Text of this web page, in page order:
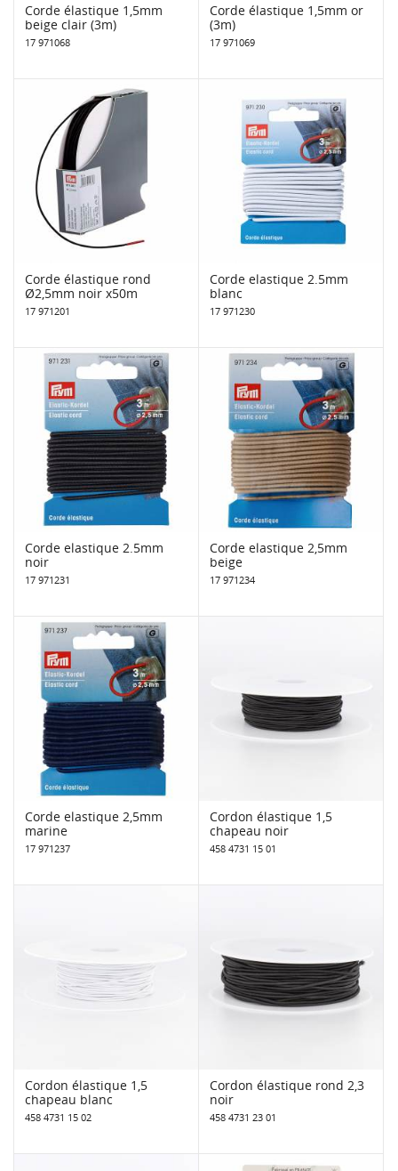
Corde élastique 1,5mm
beige clair (3m)
17 971068
Corde élastique 1,5mm or
(3m)
17 971069
Corde élastique rond
Ø2,5mm noir x50m
17 971201
Corde elastique 2.5mm
blanc
17 971230
Corde elastique 2.5mm
noir
17 971231
Corde elastique 2,5mm
beige
17 971234
Corde elastique 2,5mm
marine
17 971237
Cordon élastique 1,5
chapeau noir
458 4731 15 01
Cordon élastique 1,5
chapeau blanc
458 4731 15 02
Cordon élastique rond 2,3
noir
458 4731 23 01